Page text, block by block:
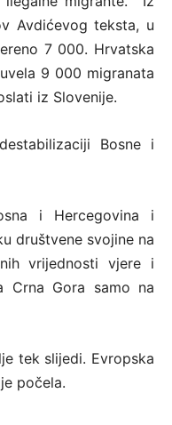
Avdićevog teksta, u
7 000. Hrvatska
9 000 migranata
iz Slovenije.
Bosne i
i Hercegovina i
društvene svojine na
vrijednosti vjere i
Crna Gora samo na
tek slijedi. Evropska
počela.